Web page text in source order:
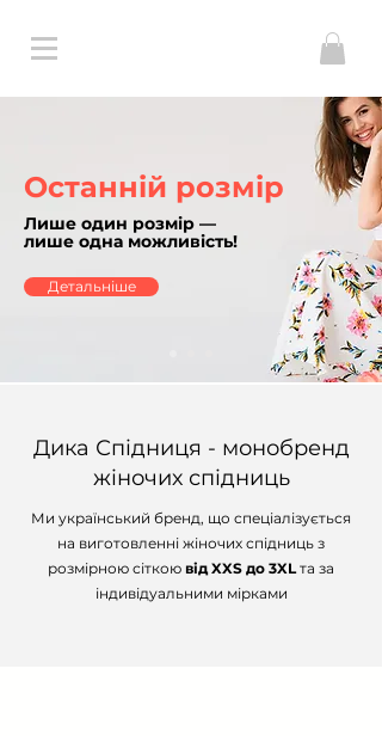
Останній розмір
Лише один розмір —
лише одна можливість!
Детальніше
Дика Спідниця - монобренд
жіночих спідниць
Ми український бренд, що спеціалізується
на виготовленні жіночих спідниць з
розмірною сіткою від XXS до 3XLта за
індивідуальними мірками